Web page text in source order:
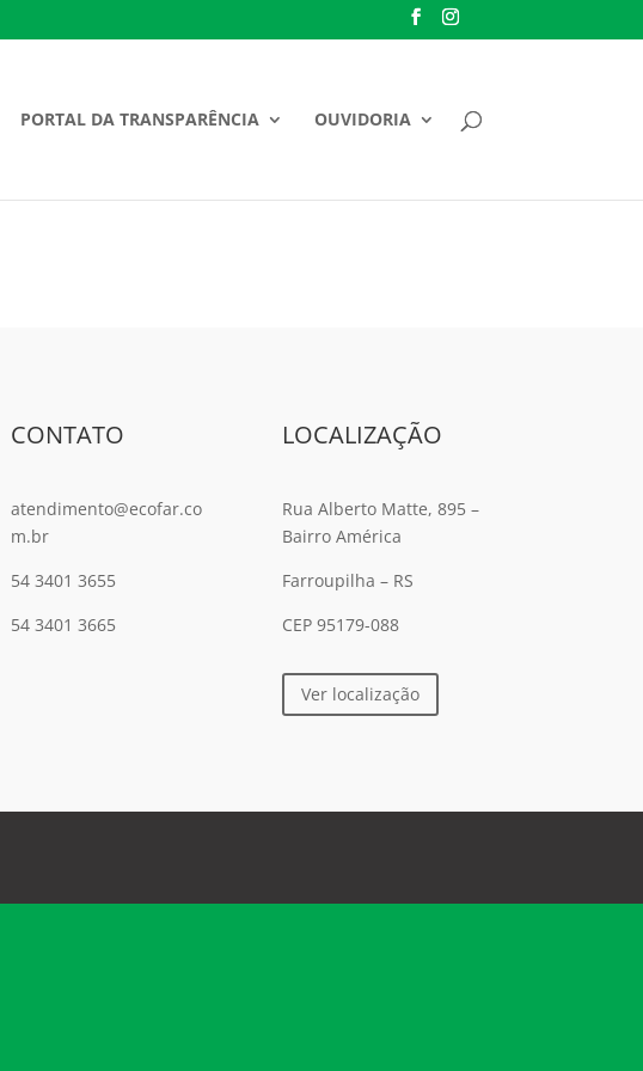
PORTAL DA TRANSPARÊNCIA OUVIDORIA
CONTATO
atendimento@ecofar.co
m.br
54 3401 3655
54 3401 3665
LOCALIZAÇÃO
Rua Alberto Matte, 895 –
Bairro América
Farroupilha – RS
CEP 95179-088
Ver localização